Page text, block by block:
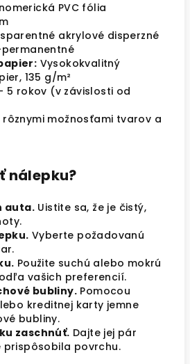
PVC fólia
akrylové disperzné
Vysokokvalitný
135 g/m²
5 rokov (v závislosti od
rôznymi možnosťami tvarov a
nálepku?
auta. Uistite sa, že je čistý,
Vyberte požadovanú
Použite suchú alebo mokrú
vašich preferencií.
bubliny. Pomocou
kreditnej karty jemne
bubliny.
zaschnúť. Dajte jej pár
prispôsobila povrchu.